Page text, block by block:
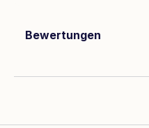
Bewertungen